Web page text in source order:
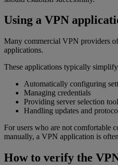
Using a VPN
Many commercial VPN providers
applications.
These applications typically
Automatically configuring
Managing credentials
Providing server selection
Handling updates and
For users who are not comfortable
manually, a VPN application is
How to verify the